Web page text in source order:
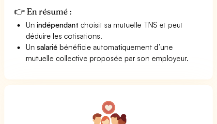
👉 En résumé :
Unindépendant choisit sa mutuelle TNS et peut
déduire les cotisations.
Unsalarié bénéficie automatiquement d’une
mutuelle collective proposée par son employeur.